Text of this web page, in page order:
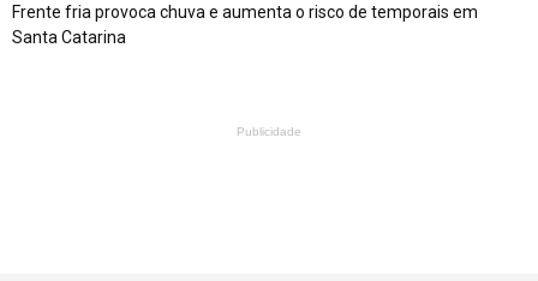
Frente fria provoca chuva e aumenta o risco de temporais em
Santa Catarina
Publicidade